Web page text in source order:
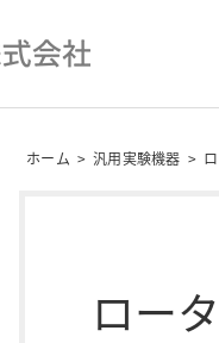
ホーム > 汎用実験機器 >
ロー